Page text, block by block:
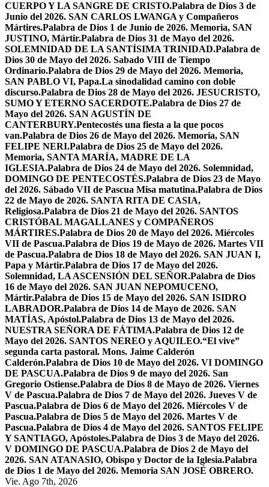
CUERPO Y LA SANGRE DE CRISTO.Palabra de Dios 3 de
Junio del 2026. SAN CARLOS LWANGA y Compañeros
Mártires.Palabra de Dios 1 de Junio de 2026. Memoria, SAN
JUSTINO, Mártir.Palabra de Dios 31 de Mayo del 2026.
SOLEMNIDAD DE LA SANTÍSIMA TRINIDAD.Palabra de
Dios 30 de Mayo del 2026. Sabado VIII de Tiempo
Ordinario.Palabra de Dios 29 de Mayo del 2026. Memoria,
SAN PABLO VI, Papa.La sinodalidad camino con doble
discurso.Palabra de Dios 28 de Mayo del 2026. JESUCRISTO,
SUMO Y ETERNO SACERDOTE.Palabra de Dios 27 de
Mayo del 2026. SAN AGUSTÍN DE
CANTERBURY.Pentecostés una fiesta a la que pocos
van.Palabra de Dios 26 de Mayo del 2026. Memoria, SAN
FELIPE NERI.Palabra de Dios 25 de Mayo del 2026.
Memoria, SANTA MARÍA, MADRE DE LA
IGLESIA.Palabra de Dios 24 de Mayo del 2026. Solemnidad,
DOMINGO DE PENTECOSTÉS.Palabra de Dios 23 de Mayo
del 2026. Sábado VII de Pascua Misa matutina.Palabra de Dios
22 de Mayo de 2026. SANTA RITA DE CASIA,
Religiosa.Palabra de Dios 21 de Mayo del 2026. SANTOS
CRISTÓBAL MAGALLANES y COMPAÑEROS
MÁRTIRES.Palabra de Dios 20 de Mayo del 2026. Miércoles
VII de Pascua.Palabra de Dios 19 de Mayo de 2026. Martes VII
de Pascua.Palabra de Dios 18 de Mayo del 2026. SAN JUAN I,
Papa y Mártir.Palabra de Dios 17 de Mayo del 2026.
Solemnidad, LA ASCENSIÓN DEL SEÑOR.Palabra de Dios
16 de Mayo del 2026. SAN JUAN NEPOMUCENO,
Mártir.Palabra de Dios 15 de Mayo del 2026. SAN ISIDRO
LABRADOR.Palabra de Dios 14 de Mayo de 2026. SAN
MATÍAS, Apóstol.Palabra de Dios 13 de Mayo del 2026.
NUESTRA SEÑORA DE FÁTIMA.Palabra de Dios 12 de
Mayo del 2026. SANTOS NEREO y AQUILEO.“El vive”
segunda carta pastoral. Mons. Jaime Calderón
Calderón.Palabra de Dios 10 de Mayo del 2026. VI DOMINGO
DE PASCUA.Palabra de Dios 9 de mayo del 2026. San
Gregorio Ostiense.Palabra de Dios 8 de Mayo de 2026. Viernes
V de Pascua.Palabra de Dios 7 de Mayo del 2026. Jueves V de
Pascua.Palabra de Dios 6 de Mayo del 2026. Miércoles V de
Pascua.Palabra de Dios 5 de Mayo del 2026. Martes V de
Pascua.Palabra de Dios 4 de Mayo del 2026. SANTOS FELIPE
Y SANTIAGO, Apóstoles.Palabra de Dios 3 de Mayo del 2026.
V DOMINGO DE PASCUA.Palabra de Dios 2 de Mayo del
2026. SAN ATANASIO, Obispo y Doctor de la Iglesia.Palabra
de Dios 1 de Mayo del 2026. Memoria SAN JOSÉ OBRERO.
Vie. Ago 7th, 2026